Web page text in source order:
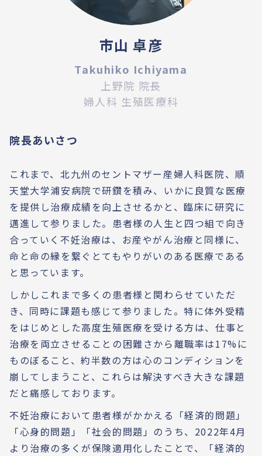
市山 卓彦
Takuhiko Ichiyama
上野院 院長
婦人科 生殖医療科
院長あいさつ
これまで、北九州のセントマザー産婦人科医院、順
天堂大学浦安病院で研鑽を積み、いかに良質な医療
を提供し治療成績を向上させるかと、臨床に研究に
邁進して参りました。患者様の人生と四つ組で向き
合っていく不妊治療は、お産やがん治療と同様に、
命と命の縁を繋ぐとてもやりがいのある医療である
と思っています。
しかしこれまで多くの患者様と関わらせていただ
き、同時に課題も感じて参りました。特に体外受精
をはじめとした高度生殖医療を受ける方は、仕事と
治療を両立させることの困難さから離職率は17%に
ものぼること、約半数の方は心のコンディションを
崩してしまうこと、これらは解決すべき大きな課題
だと痛感しております。
不妊治療において患者様がかかえる「経済的問題」
「心身的問題」「社会的問題」のうち、2022年4月
より治療の多くが保険適用化したことで、「経済的